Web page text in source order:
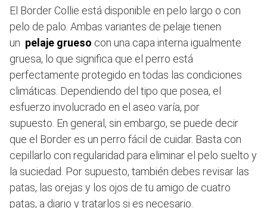
El Border Collie está disponible en pelo largo o con
pelo de palo. Ambas variantes de pelaje tienen
un pelaje grueso con una capa interna igualmente
gruesa, lo que significa que el perro está
perfectamente protegido en todas las condiciones
climáticas. Dependiendo del tipo que posea, el
esfuerzo involucrado en el aseo varía, por
supuesto. En general, sin embargo, se puede decir
que el Border es un perro fácil de cuidar. Basta con
cepillarlo con regularidad para eliminar el pelo suelto y
la suciedad. Por supuesto, también debes revisar las
patas, las orejas y los ojos de tu amigo de cuatro
patas, a diario y tratarlos si es necesario.